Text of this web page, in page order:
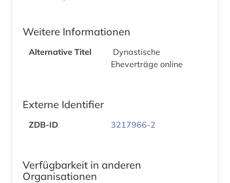
Weitere Informationen
Alternative Titel
Dynastische
Eheverträge online
Externe Identifier
ZDB-ID 3217966-2
Verfügbarkeit in anderen
Organisationen